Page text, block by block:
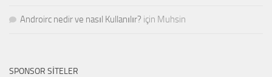
Androirc nedir ve nasıl Kullanılır? için Muhsin
SPONSOR SITELER